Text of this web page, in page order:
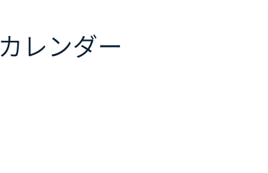
カレンダー